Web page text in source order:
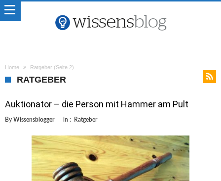
Home Ratgeber (Seite 2)
RATGEBER
Auktionator – die Person mit Hammer am Pult
By Wissensblogger in : Ratgeber